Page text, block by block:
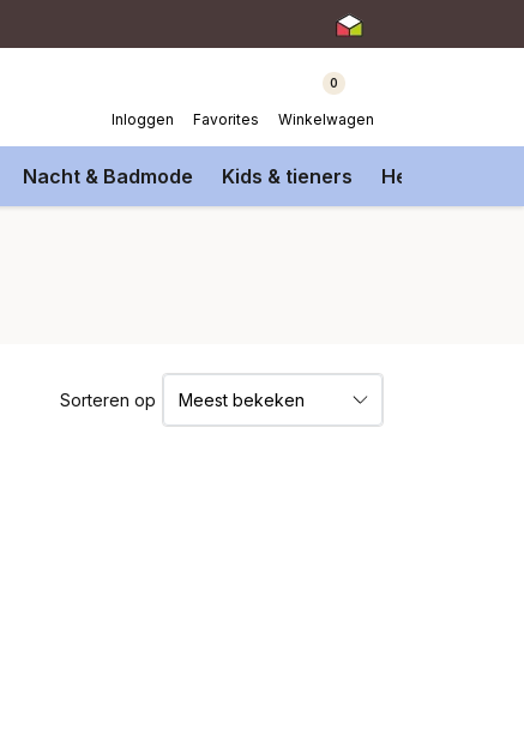
Inloggen Favorites
0
Winkelwagen
Nacht & Badmode Kids & tieners Heren
Sorteren op